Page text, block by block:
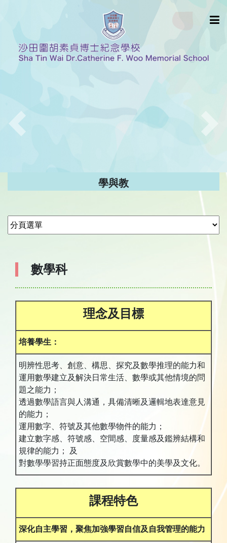
Previous Next
學與教
數學科
理念及目標
培養學生：
明辨性思考、創意、構思、探究及數學推理的能力和
運用數學建立及解決日常生活、數學或其他情境的問
題之能力；
透過數學語言與人溝通，具備清晰及邏輯地表達意見
的能力；
運用數字、符號及其他數學物件的能力；
建立數字感、符號感、空間感、度量感及鑑辨結構和
規律的能力； 及
對數學學習持正面態度及欣賞數學中的美學及文化。
課程特色
深化自主學習，聚焦加強學習自信及自我管理的能力